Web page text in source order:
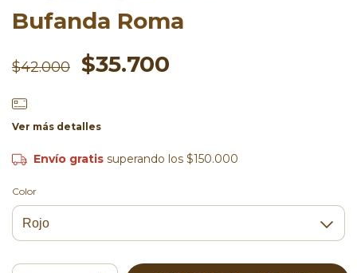
Bufanda Roma
$42.000 $35.700
Ver más detalles
Envío gratis superando los $150.000
Color